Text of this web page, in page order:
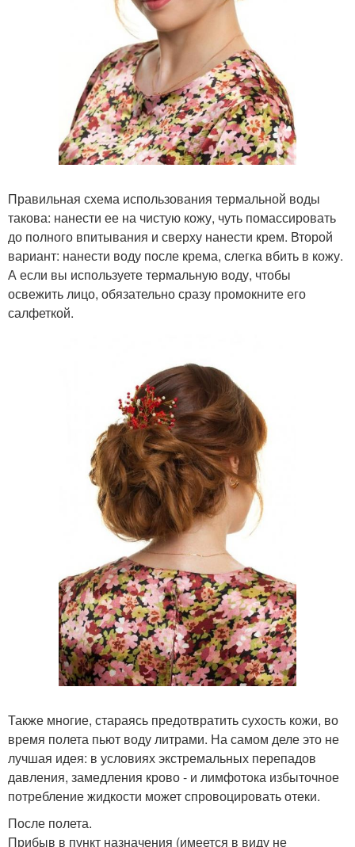
Правильная схема использования термальной воды
такова: нанести ее на чистую кожу, чуть помассировать
до полного впитывания и сверху нанести крем. Второй
вариант: нанести воду после крема, слегка вбить в кожу.
А если вы используете термальную воду, чтобы
освежить лицо, обязательно сразу промокните его
салфеткой.
Также многие, стараясь предотвратить сухость кожи, во
время полета пьют воду литрами. На самом деле это не
лучшая идея: в условиях экстремальных перепадов
давления, замедления крово - и лимфотока избыточное
потребление жидкости может спровоцировать отеки.
После полета.
Прибыв в пункт назначения (имеется в виду не